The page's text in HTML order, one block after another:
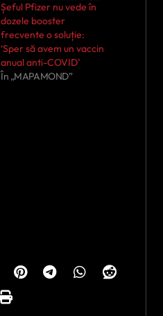
Șeful Pfizer nu vede în
dozele booster
frecvente o soluție:
‘Sper să avem un vaccin
anual anti-COVID’
În „MAPAMOND”